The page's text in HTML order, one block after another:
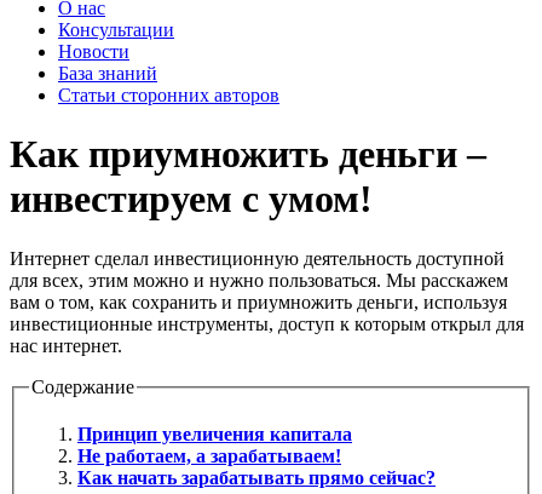
О нас
Консультации
Новости
База знаний
Статьи сторонних авторов
Как приумножить деньги –
инвестируем с умом!
Интернет сделал инвестиционную деятельность доступной
для всех, этим можно и нужно пользоваться. Мы расскажем
вам о том, как сохранить и приумножить деньги, используя
инвестиционные инструменты, доступ к которым открыл для
нас интернет.
Содержание
Принцип увеличения капитала
Не работаем, а зарабатываем!
Как начать зарабатывать прямо сейчас?